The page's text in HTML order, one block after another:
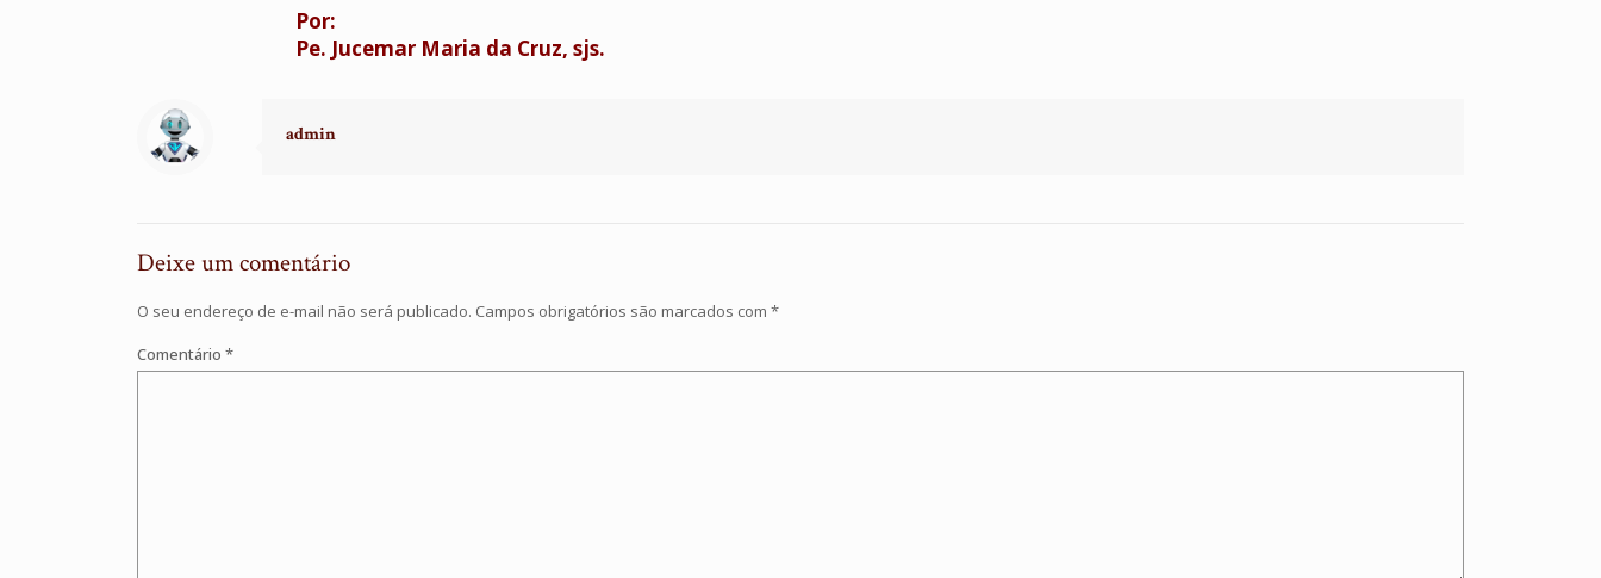
Por:
Pe. Jucemar Maria da Cruz, sjs.
admin
Deixe um comentário
O seu endereço de e-mail não será publicado. Campos obrigatórios são marcados com *
Comentário *